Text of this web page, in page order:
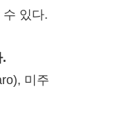
수 있다.
미주